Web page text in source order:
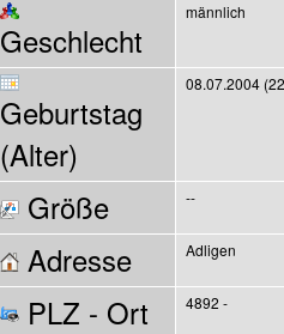
Geschlecht
männlich
Geburtstag
(Alter)
08.07.2004
Größe --
Adresse Adligen
PLZ - Ort 4892 -